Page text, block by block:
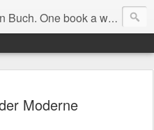
One book a week.
Moderne